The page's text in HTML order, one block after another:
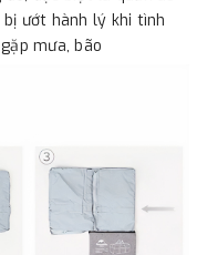
ướt hành lý khi tình
mưa, bão